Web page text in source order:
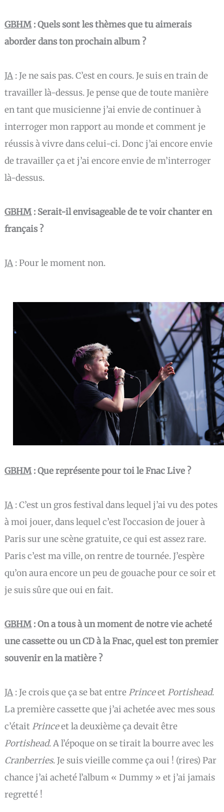
GBHM: Quels sont les thèmes que tu aimerais
aborder dans ton prochain album ?
JA :Je ne sais pas. C’est en cours. Je suis en train de
travailler là-dessus. Je pense que de toute manière
en tant que musicienne j’ai envie de continuer à
interroger mon rapport au monde et comment je
réussis à vivre dans celui-ci. Donc j’ai encore envie
de travailler ça et j’ai encore envie de m’interroger
là-dessus.
GBHM: Serait-il envisageable de te voir chanter en
français ?
JA :Pour le moment non.
GBHM: Que représente pour toi le Fnac Live ?
JA :C’est un gros festival dans lequel j’ai vu des potes
à moi jouer, dans lequel c’est l’occasion de jouer à
Paris sur une scène gratuite, ce qui est assez rare.
Paris c’est ma ville, on rentre de tournée. J’espère
qu’on aura encore un peu de gouache pour ce soir et
je suis sûre que oui en fait.
GBHM: On a tous à un moment de notre vie acheté
une cassette ou un CD à la Fnac, quel est ton premier
souvenir en la matière ?
JA :Je crois que ça se bat entre Princeet Portishead.
La première cassette que j’ai achetée avec mes sous
c’était Princeet la deuxième ça devait être
Portishead. A l’époque on se tirait la bourre avec les
Cranberries. Je suis vieille comme ça oui ! (rires) Par
chance j’ai acheté l’album « Dummy » et j’ai jamais
regretté !